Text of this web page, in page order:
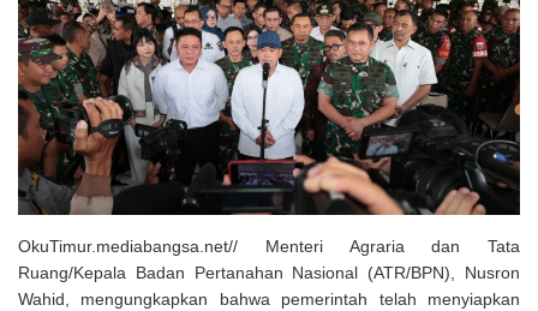
Uji Coba Program NADI JKN
OkuTimur.mediabangsa.net// Menteri Agraria dan Tata
Ruang/Kepala Badan Pertanahan Nasional (ATR/BPN), Nusron
Wahid, mengungkapkan bahwa pemerintah telah menyiapkan